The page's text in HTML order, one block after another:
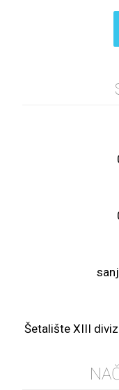
Šetalište XIII